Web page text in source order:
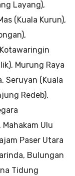
Layang),
(Kuala Kurun),
Murung Raya
Seruyan (Kuala
Redeb),
Ulu
Paser Utara
Bulungan
Tidung